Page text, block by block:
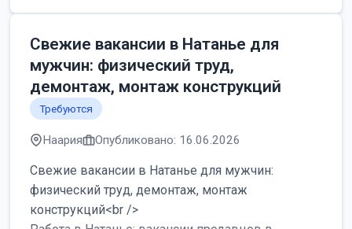
Свежие вакансии в Натанье для
мужчин: физический труд,
демонтаж, монтаж конструкций
Требуются
Наария Опубликовано: 16.06.2026
Свежие вакансии в Натанье для мужчин:
физический труд, демонтаж, монтаж
конструкций<br />